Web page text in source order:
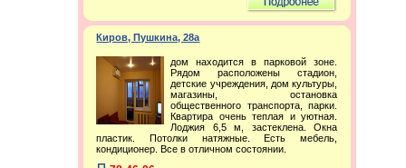
Киров, Пушкина, 28а
дом находится в парковой зоне.
Рядом расположены стадион,
детские учреждения, дом культуры,
магазины, остановка
общественного транспорта, парки.
Квартира очень теплая и уютная.
Лоджия 6,5 м, застеклена. Окна
пластик. Потолки натяжные. Есть мебель,
кондиционер. Все в отличном состоянии.